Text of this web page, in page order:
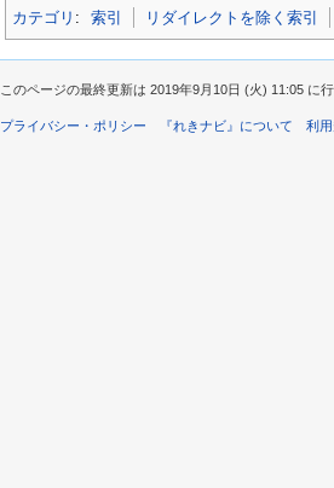
カテゴリ : 索引 リダイレクトを除く索引
このページの最終更新は 2019年9月10日 (火) 11:05 に
プライバシー・ポリシー 『れきナビ』について 利